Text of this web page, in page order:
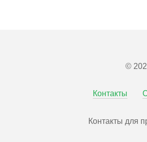
©
Контакты
Контакты для